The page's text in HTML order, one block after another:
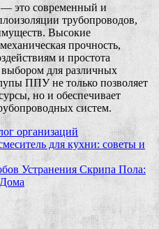
— это современный и
трубопроводов,
Высокие
прочность,
и простота
для различных
ППУ не только позволяет
но и обеспечивает
систем.
организаций
для кухни: советы и
Устранения Скрипа Пола: